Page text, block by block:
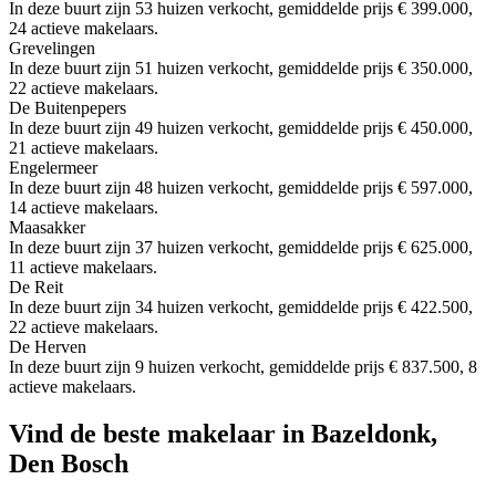
In deze buurt zijn 53 huizen verkocht, gemiddelde prijs € 399.000,
24 actieve makelaars.
Grevelingen
In deze buurt zijn 51 huizen verkocht, gemiddelde prijs € 350.000,
22 actieve makelaars.
De Buitenpepers
In deze buurt zijn 49 huizen verkocht, gemiddelde prijs € 450.000,
21 actieve makelaars.
Engelermeer
In deze buurt zijn 48 huizen verkocht, gemiddelde prijs € 597.000,
14 actieve makelaars.
Maasakker
In deze buurt zijn 37 huizen verkocht, gemiddelde prijs € 625.000,
11 actieve makelaars.
De Reit
In deze buurt zijn 34 huizen verkocht, gemiddelde prijs € 422.500,
22 actieve makelaars.
De Herven
In deze buurt zijn 9 huizen verkocht, gemiddelde prijs € 837.500, 8
actieve makelaars.
Vind de beste makelaar in Bazeldonk,
Den Bosch